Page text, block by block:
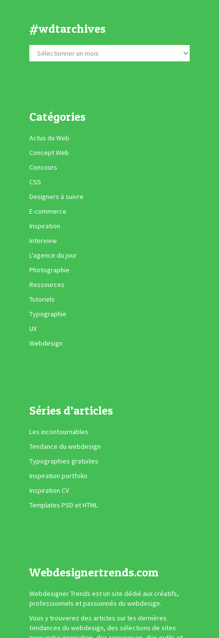
#wdtarchives
Catégories
Actus du Web
Concept Web
Concours
CSS
Designers à suivre
E-commerce
Inspiration
Interview
L'agence du jour
Photographie
Ressources
Tutoriels
Typographie
UX
Webdesign
Séries d’articles
Les incontournables
Tendance du webdesign
Typographies gratuites
Inspiration portfolio
Inspiration CV
Templates PSD et HTML
Webdesignertrends.com
Webdesigner Trends est un site dédié aux créatifs,
professionnels et passionnés du webdesign.
Vous y trouverez des articles sur les dernières
tendances du webdesign, des sélections de sites